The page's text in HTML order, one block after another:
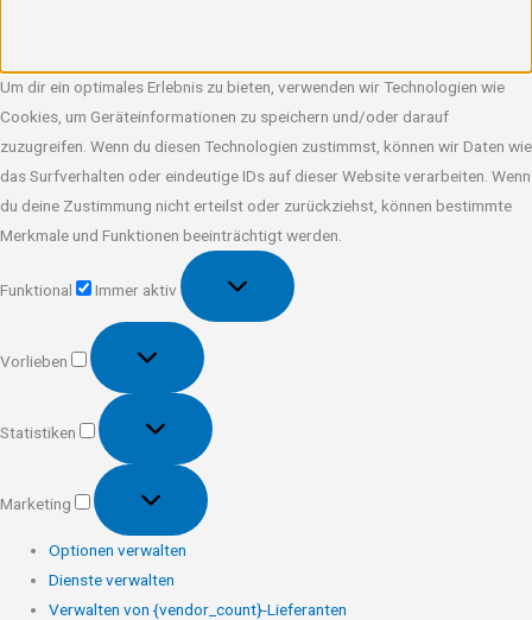
Um dir ein optimales Erlebnis zu bieten, verwenden wir Technologien wie
Cookies, um Geräteinformationen zu speichern und/oder darauf
zuzugreifen. Wenn du diesen Technologien zustimmst, können wir Daten wie
das Surfverhalten oder eindeutige IDs auf dieser Website verarbeiten. Wenn
du deine Zustimmung nicht erteilst oder zurückziehst, können bestimmte
Merkmale und Funktionen beeinträchtigt werden.
Funktional
Immer aktiv
Vorlieben
Vorlieben
Statistiken
Statistiken
Marketing
Marketing
Optionen verwalten
Dienste verwalten
Verwalten von {vendor_count}-Lieferanten